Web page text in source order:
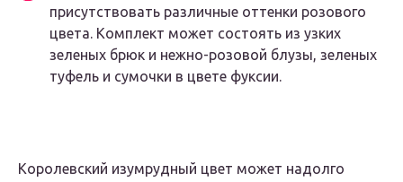
присутствовать различные оттенки розового
цвета. Комплект может состоять из узких
зеленых брюк и нежно-розовой блузы, зеленых
туфель и сумочки в цвете фуксии.
Королевский изумрудный цвет может надолго